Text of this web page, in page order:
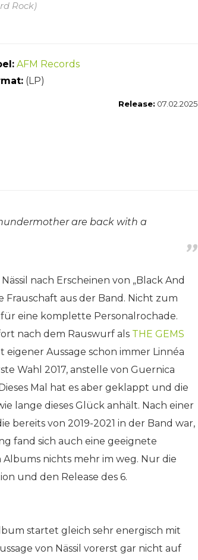
Rock)
AFM Records
(LP)
Release: 07.02.2025
are back with a
nach Erscheinen von „Black And
Frauschaft aus der Band. Nicht zum
eine komplette Personalrochade.
nach dem Rauswurf als THE GEMS
Aussage schon immer Linnéa
Wahl 2017, anstelle von Guernica
Mal hat es aber geklappt und die
lange dieses Glück anhält. Nach einer
bereits von 2019-2021 in der Band war,
fand sich auch eine geeignete
nichts mehr im weg. Nur die
und den Release des 6.
startet gleich sehr energisch mit
von Nässil vorerst gar nicht auf